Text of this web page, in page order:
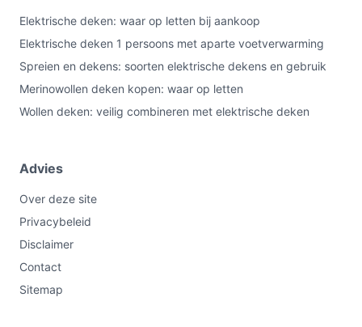
Elektrische deken: waar op letten bij aankoop
Elektrische deken 1 persoons met aparte voetverwarming
Spreien en dekens: soorten elektrische dekens en gebruik
Merinowollen deken kopen: waar op letten
Wollen deken: veilig combineren met elektrische deken
Advies
Over deze site
Privacybeleid
Disclaimer
Contact
Sitemap